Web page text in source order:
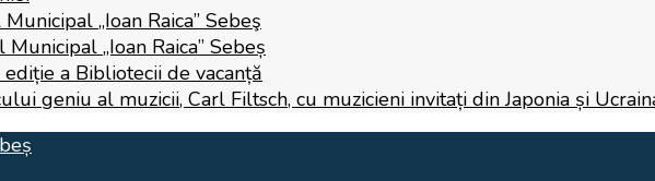
„Ioan Raica” Sebeş
„Ioan Raica” Sebeș
a Bibliotecii de vacanță
geniu al muzicii, Carl Filtsch, cu muzicieni invitați din Japonia și